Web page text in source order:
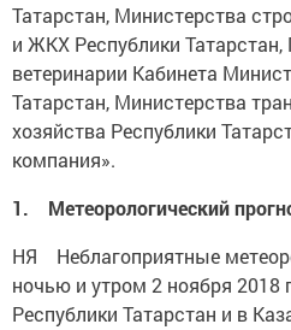
Татарстан, Министерства
и ЖКХ Республики Татарстан,
ветеринарии Кабинета
Татарстан, Министерства
хозяйства Республики
компания».
1. Метеорологический
НЯ Неблагоприятные
ночью и утром 2 ноября 2018
Республики Татарстан и в